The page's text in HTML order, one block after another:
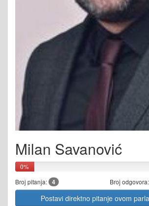
Milan Savanović
0%
Broj pitanja: 4 Broj odgovora:
Postavi direktno pitanje ovom